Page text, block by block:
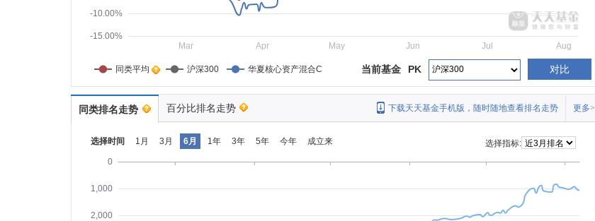
-15.00%
-10.00%
Mar Apr May Jun Jul Aug
同类平均 沪深300 华夏核心资产混合C 对比
PK
当前基金
同类排名走势 百分比排名走势 更多>
下载天天基金手机版，随时随地查看排名走势
选择时间 1月 3月 6月 1年 3年 5年 今年 成立来
选择指标:
0
1,000
2,000